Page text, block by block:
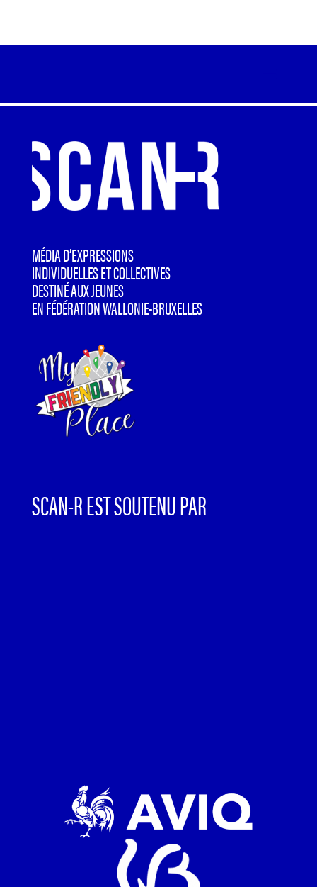
MÉDIA D’EXPRESSIONS
INDIVIDUELLES ET COLLECTIVES
DESTINÉ AUX JEUNES
EN FÉDÉRATION WALLONIE-BRUXELLES
SCAN-R EST SOUTENU PAR